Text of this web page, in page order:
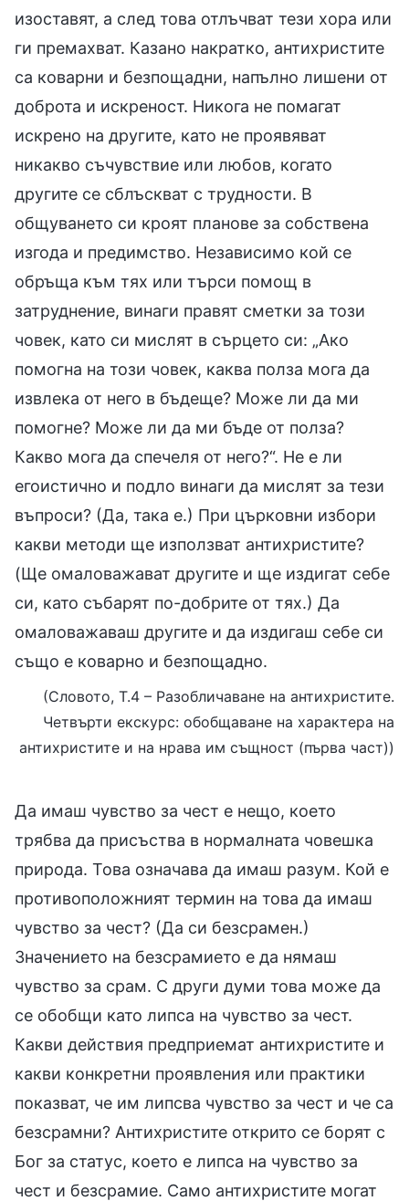
изоставят, а след това отлъчват тези хора или
ги премахват. Казано накратко, антихристите
са коварни и безпощадни, напълно лишени от
доброта и искреност. Никога не помагат
искрено на другите, като не проявяват
никакво съчувствие или любов, когато
другите се сблъскват с трудности. В
общуването си кроят планове за собствена
изгода и предимство. Независимо кой се
обръща към тях или търси помощ в
затруднение, винаги правят сметки за този
човек, като си мислят в сърцето си: „Ако
помогна на този човек, каква полза мога да
извлека от него в бъдеще? Може ли да ми
помогне? Може ли да ми бъде от полза?
Какво мога да спечеля от него?“. Не е ли
егоистично и подло винаги да мислят за тези
въпроси? (Да, така е.) При църковни избори
какви методи ще използват антихристите?
(Ще омаловажават другите и ще издигат себе
си, като събарят по-добрите от тях.) Да
омаловажаваш другите и да издигаш себе си
също е коварно и безпощадно.
(Словото, Т.4 – Разобличаване на антихристите.
Четвърти екскурс: обобщаване на характера на
антихристите и на нрава им същност (първа част))
Да имаш чувство за чест е нещо, което
трябва да присъства в нормалната човешка
природа. Това означава да имаш разум. Кой е
противоположният термин на това да имаш
чувство за чест? (Да си безсрамен.)
Значението на безсрамието е да нямаш
чувство за срам. С други думи това може да
се обобщи като липса на чувство за чест.
Какви действия предприемат антихристите и
какви конкретни проявления или практики
показват, че им липсва чувство за чест и че са
безсрамни? Антихристите открито се борят с
Бог за статус, което е липса на чувство за
чест и безсрамие. Само антихристите могат